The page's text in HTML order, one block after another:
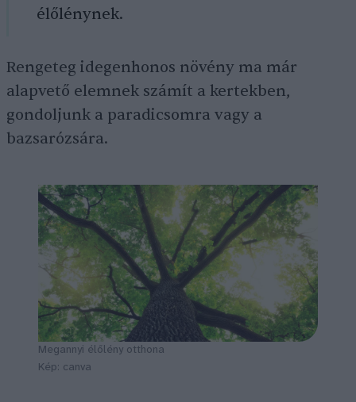
élőlénynek.
Rengeteg idegenhonos növény ma már
alapvető elemnek számít a kertekben,
gondoljunk a paradicsomra vagy a
bazsarózsára.
Megannyi élőlény otthona
Kép: canva